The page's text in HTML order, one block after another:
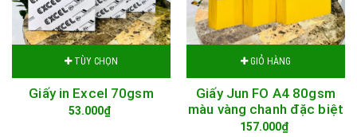
TÙY CHỌN
Giấy in Excel 70gsm
53.000₫
GIỎ HÀNG
Giấy Jun FO A4 80gsm
màu vàng chanh đặc biệt
157.000₫